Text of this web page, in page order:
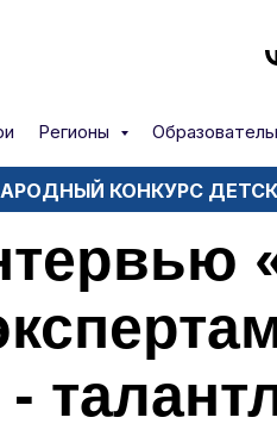
Регионы
КОНКУРС